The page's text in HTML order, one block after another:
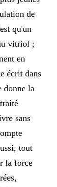
de
qu'un
vitriol ;
en
écrit dans
donne la
sans
tout
la force